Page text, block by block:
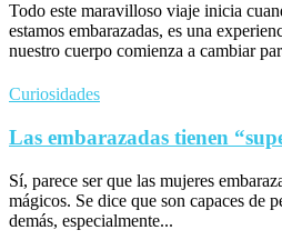
Todo este maravilloso viaje inicia
estamos embarazadas, es una
nuestro cuerpo comienza a cambiar
Curiosidades
Las embarazadas tienen
Sí, parece ser que las mujeres
mágicos. Se dice que son capaces de
demás, especialmente...